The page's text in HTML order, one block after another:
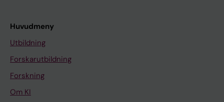
Huvudmeny
Utbildning
Forskarutbildning
Forskning
Om KI